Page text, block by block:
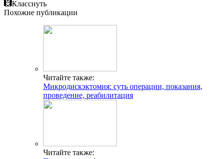
Класснуть
Похожие публикации
Читайте также:
Микродискэктомия: суть операции, показания,
проведение, реабилитация
Читайте также: